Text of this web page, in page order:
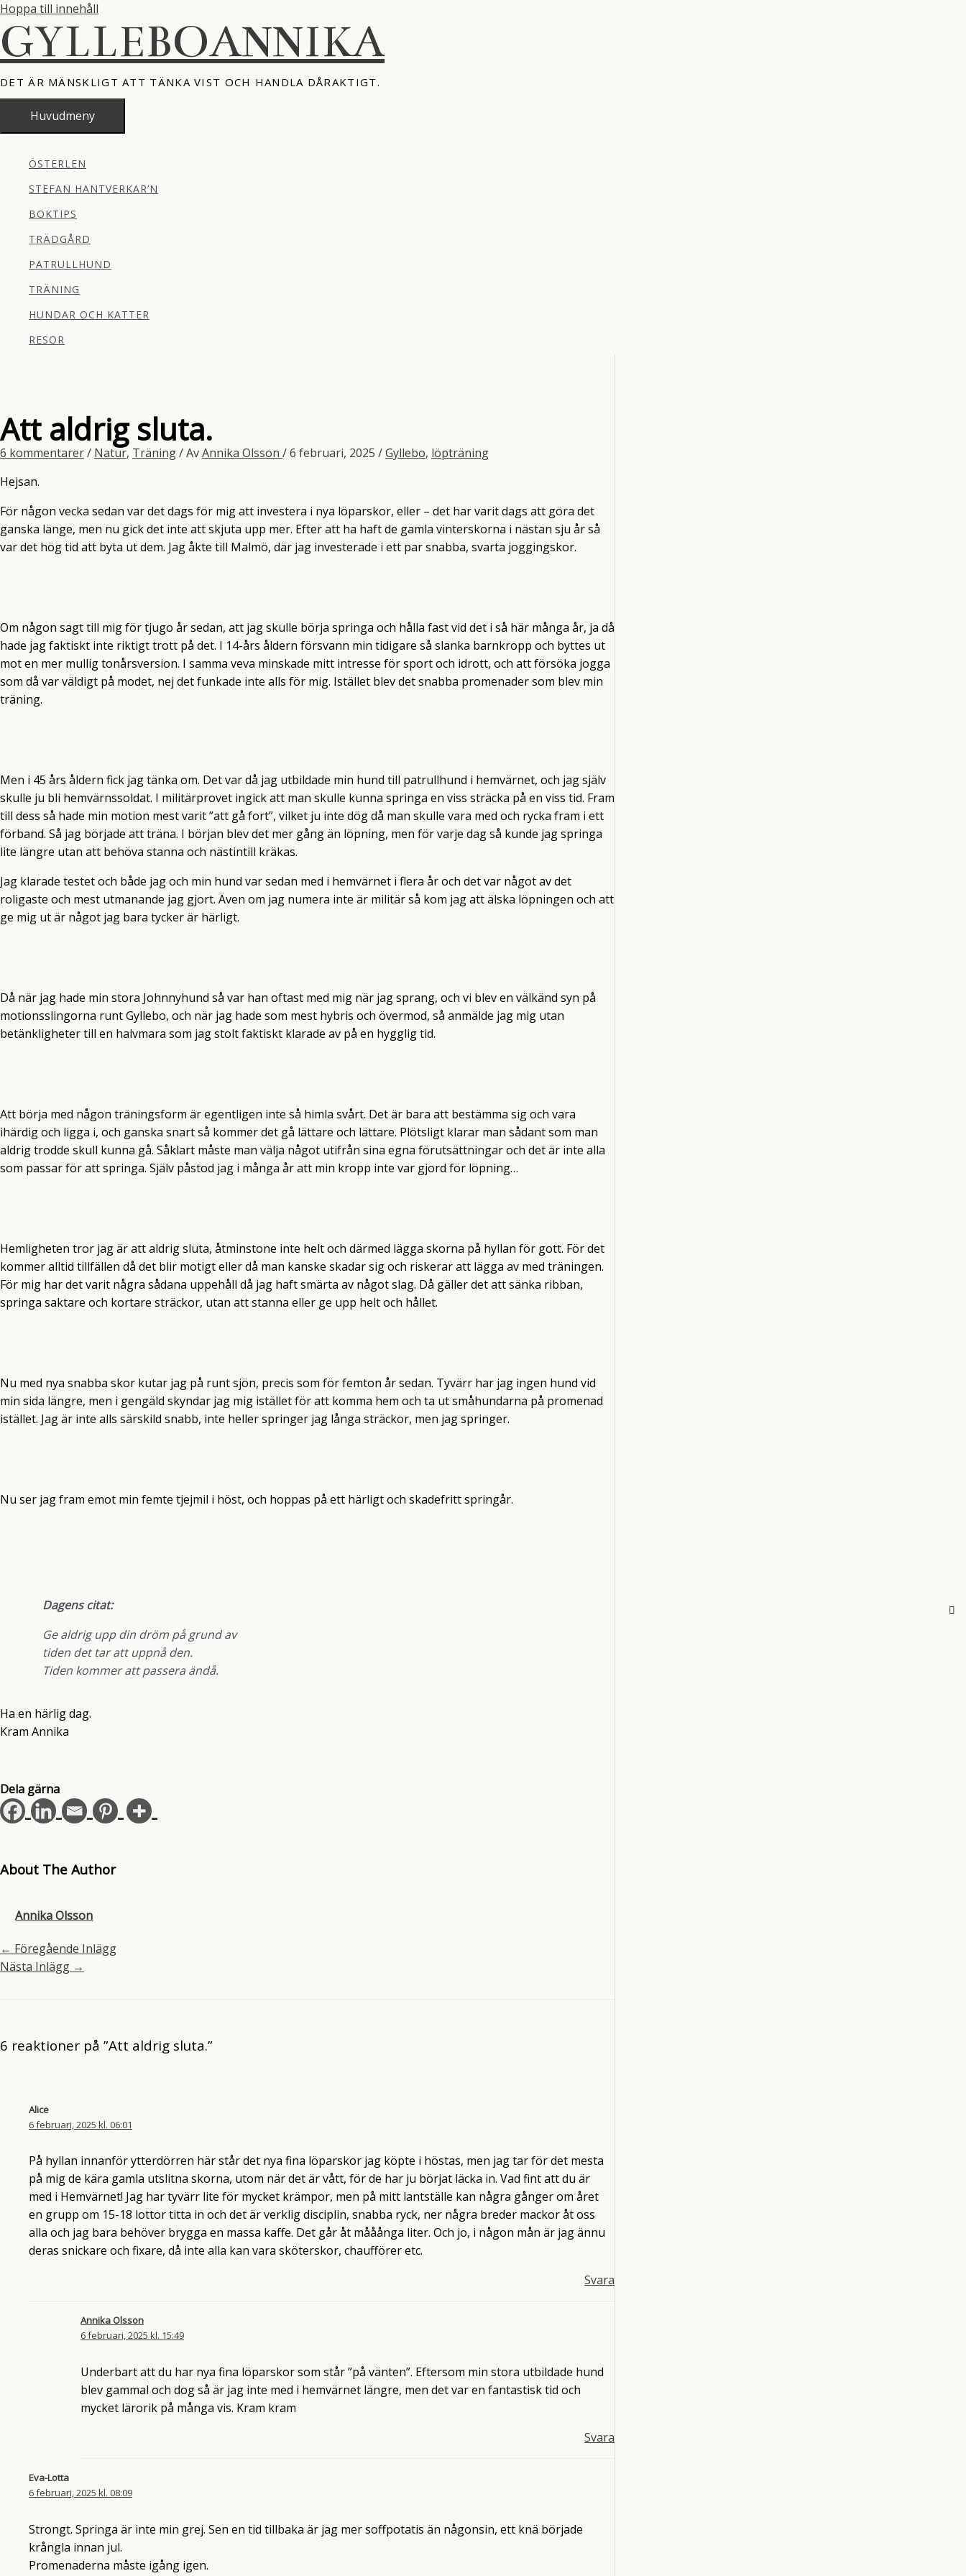
Hoppa till innehåll
GYLLEBOANNIKA
DET ÄR MÄNSKLIGT ATT TÄNKA VIST OCH HANDLA DÅRAKTIGT.
Huvudmeny
ÖSTERLEN
STEFAN HANTVERKAR’N
BOKTIPS
TRÄDGÅRD
PATRULLHUND
TRÄNING
HUNDAR OCH KATTER
RESOR
Att aldrig sluta.
6 kommentarer/ Natur, Träning/ AvAnnika Olsson /6 februari, 2025 /Gyllebo, löpträning
Hejsan.
För någon vecka sedan var det dags för mig att investera i nya löparskor, eller – det har varit dags att göra det
ganska länge, men nu gick det inte att skjuta upp mer. Efter att ha haft de gamla vinterskorna i nästan sju år så
var det hög tid att byta ut dem. Jag åkte till Malmö, där jag investerade i ett par snabba, svarta joggingskor.
Om någon sagt till mig för tjugo år sedan, att jag skulle börja springa och hålla fast vid det i så här många år, ja då
hade jag faktiskt inte riktigt trott på det. I 14-års åldern försvann min tidigare så slanka barnkropp och byttes ut
mot en mer mullig tonårsversion. I samma veva minskade mitt intresse för sport och idrott, och att försöka jogga
som då var väldigt på modet, nej det funkade inte alls för mig. Istället blev det snabba promenader som blev min
träning.
Men i 45 års åldern fick jag tänka om. Det var då jag utbildade min hund till patrullhund i hemvärnet, och jag själv
skulle ju bli hemvärnssoldat. I militärprovet ingick att man skulle kunna springa en viss sträcka på en viss tid. Fram
till dess så hade min motion mest varit ”att gå fort”, vilket ju inte dög då man skulle vara med och rycka fram i ett
förband. Så jag började att träna. I början blev det mer gång än löpning, men för varje dag så kunde jag springa
lite längre utan att behöva stanna och nästintill kräkas.
Jag klarade testet och både jag och min hund var sedan med i hemvärnet i flera år och det var något av det
roligaste och mest utmanande jag gjort. Även om jag numera inte är militär så kom jag att älska löpningen och att
ge mig ut är något jag bara tycker är härligt.
Då när jag hade min stora Johnnyhund så var han oftast med mig när jag sprang, och vi blev en välkänd syn på
motionsslingorna runt Gyllebo, och när jag hade som mest hybris och övermod, så anmälde jag mig utan
betänkligheter till en halvmara som jag stolt faktiskt klarade av på en hygglig tid.
Att börja med någon träningsform är egentligen inte så himla svårt. Det är bara att bestämma sig och vara
ihärdig och ligga i, och ganska snart så kommer det gå lättare och lättare. Plötsligt klarar man sådant som man
aldrig trodde skull kunna gå. Såklart måste man välja något utifrån sina egna förutsättningar och det är inte alla
som passar för att springa. Själv påstod jag i många år att min kropp inte var gjord för löpning…
Hemligheten tror jag är att aldrig sluta, åtminstone inte helt och därmed lägga skorna på hyllan för gott. För det
kommer alltid tillfällen då det blir motigt eller då man kanske skadar sig och riskerar att lägga av med träningen.
För mig har det varit några sådana uppehåll då jag haft smärta av något slag. Då gäller det att sänka ribban,
springa saktare och kortare sträckor, utan att stanna eller ge upp helt och hållet.
Nu med nya snabba skor kutar jag på runt sjön, precis som för femton år sedan. Tyvärr har jag ingen hund vid
min sida längre, men i gengäld skyndar jag mig istället för att komma hem och ta ut småhundarna på promenad
istället. Jag är inte alls särskild snabb, inte heller springer jag långa sträckor, men jag springer.
Nu ser jag fram emot min femte tjejmil i höst, och hoppas på ett härligt och skadefritt springår.
Dagens citat:
Ge aldrig upp din dröm på grund av
tiden det tar att uppnå den.
Tiden kommer att passera ändå.
Ha en härlig dag.
Kram Annika
Dela gärna
About The Author
Annika Olsson
← Föregående Inlägg
Nästa Inlägg →
6 reaktioner på ”Att aldrig sluta.”
Alice
6 februari, 2025 kl. 06:01
På hyllan innanför ytterdörren här står det nya fina löparskor jag köpte i höstas, men jag tar för det mesta
på mig de kära gamla utslitna skorna, utom när det är vått, för de har ju börjat läcka in. Vad fint att du är
med i Hemvärnet! Jag har tyvärr lite för mycket krämpor, men på mitt lantställe kan några gånger om året
en grupp om 15-18 lottor titta in och det är verklig disciplin, snabba ryck, ner några breder mackor åt oss
alla och jag bara behöver brygga en massa kaffe. Det går åt mååånga liter. Och jo, i någon mån är jag ännu
deras snickare och fixare, då inte alla kan vara sköterskor, chaufförer etc.
Svara
Annika Olsson
6 februari, 2025 kl. 15:49
Underbart att du har nya fina löparskor som står ”på vänten”. Eftersom min stora utbildade hund
blev gammal och dog så är jag inte med i hemvärnet längre, men det var en fantastisk tid och
mycket lärorik på många vis. Kram kram
Svara
Eva-Lotta
6 februari, 2025 kl. 08:09
Strongt. Springa är inte min grej. Sen en tid tillbaka är jag mer soffpotatis än någonsin, ett knä började
krångla innan jul.
Promenaderna måste igång igen.